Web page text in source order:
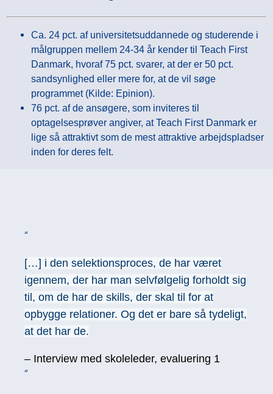
Ca. 24 pct. af universitetsuddannede og studerende i
målgruppen mellem 24-34 år kender til Teach First
Danmark, hvoraf 75 pct. svarer, at der er 50 pct.
sandsynlighed eller mere for, at de vil søge
programmet (Kilde: Epinion).
76 pct. af de ansøgere, som inviteres til
optagelsesprøver angiver, at Teach First Danmark er
lige så attraktivt som de mest attraktive arbejdspladser
inden for deres felt.
[…] i den selektionsproces, de har været
igennem, der har man selvfølgelig forholdt sig
til, om de har de skills, der skal til for at
opbygge relationer. Og det er bare så tydeligt,
at det har de.
– Interview med skoleleder, evaluering 1